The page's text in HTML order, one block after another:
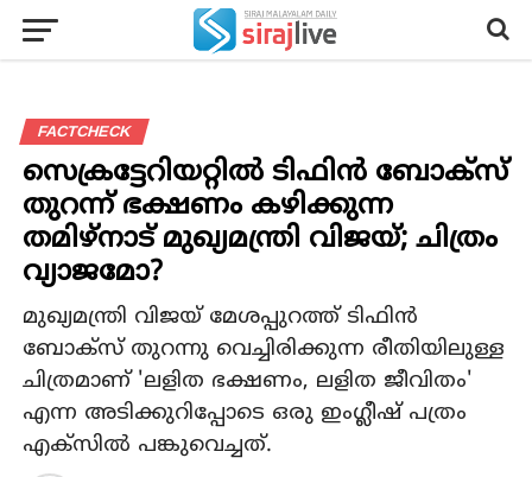
FACTCHECK
സെക്രട്ടേറിയറ്റിൽ ടിഫിൻ ബോക്സ്
തുറന്ന് ഭക്ഷണം കഴിക്കുന്ന
തമിഴ്‌നാട് മുഖ്യമന്ത്രി വിജയ്; ചിത്രം
വ്യാജമോ?
മുഖ്യമന്ത്രി വിജയ് മേശപ്പുറത്ത് ടിഫിൻ
ബോക്സ് തുറന്നു വെച്ചിരിക്കുന്ന രീതിയിലുള്ള
ചിത്രമാണ് 'ലളിത ഭക്ഷണം, ലളിത ജീവിതം'
എന്ന അടിക്കുറിപ്പോടെ ഒരു ഇംഗ്ലീഷ് പത്രം
എക്സിൽ പങ്കുവെച്ചത്.